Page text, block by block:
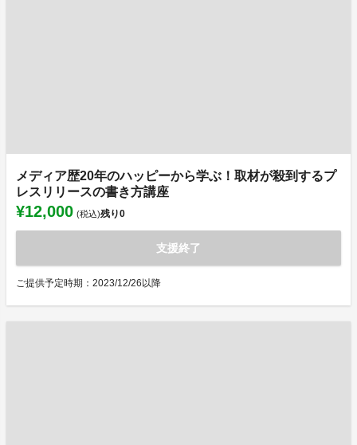
メディア歴20年のハッピーから学ぶ！取材が殺到するプ
レスリリースの書き方講座
¥12,000 (税込)残り0
支援終了
ご提供予定時期：2023/12/26以降